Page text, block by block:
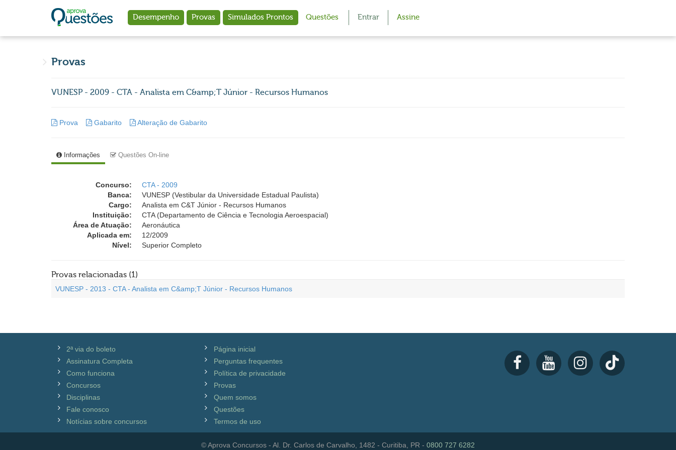
Desempenho Provas Simulados Prontos Questões Entrar Assine
Provas
VUNESP - 2009 - CTA - Analista em C&amp;T Júnior - Recursos Humanos
Prova Gabarito Alteração de Gabarito
Informações Questões On-line
Concurso:
CTA - 2009
Banca:
VUNESP (Vestibular da Universidade Estadual Paulista)
Cargo:
Analista em C&T Júnior - Recursos Humanos
Instituição:
CTA (Departamento de Ciência e Tecnologia Aeroespacial)
Área de Atuação:
Aeronáutica
Aplicada em:
12/2009
Nível:
Superior Completo
Provas relacionadas (1)
VUNESP - 2013 - CTA - Analista em C&amp;T Júnior - Recursos Humanos
2ª via do boleto
Assinatura Completa
Como funciona
Concursos
Disciplinas
Fale conosco
Notícias sobre concursos
Página inicial
Perguntas frequentes
Política de privacidade
Provas
Quem somos
Questões
Termos de uso
© Aprova Concursos - Al. Dr. Carlos de Carvalho, 1482 - Curitiba, PR - 0800 727 6282